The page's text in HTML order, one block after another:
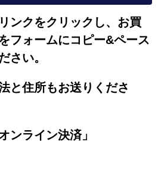
ンクをクリックし、 お買
フォームにコピー&ペース
さい。
と住所もお送りくださ
ンライン決済」